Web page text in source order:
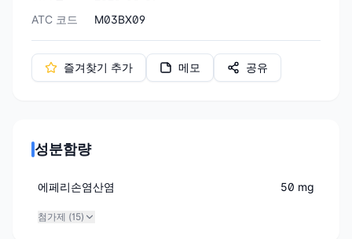
ATC 코드
M03BX09
즐겨찾기 추가 메모 공유
성분함량
에페리손염산염 50 mg
첨가제 (15)